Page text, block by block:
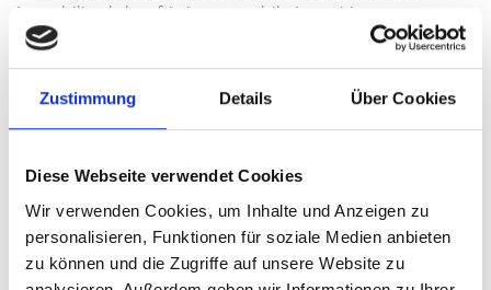
Zustimmung Details Über Cookies
Diese Webseite verwendet Cookies
Wir verwenden Cookies, um Inhalte und Anzeigen zu
personalisieren, Funktionen für soziale Medien anbieten
zu können und die Zugriffe auf unsere Website zu
Immobilie als langfristig wertstabile Investition.
Telefax: +49 89 230696244
Mobil: +49 (0)171 99 77 938
mw@hegerich-immobilien.de